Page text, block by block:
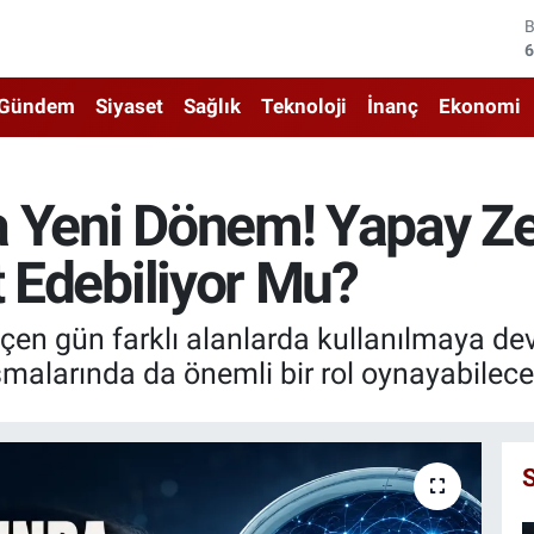
Siyaset Sağlık Teknoloji İnanç Ekonomi
Yeni Dönem! Yapay
Edebiliyor Mu?
gün farklı alanlarda kullanılmaya
da önemli bir rol